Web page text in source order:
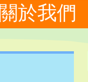
關於我們